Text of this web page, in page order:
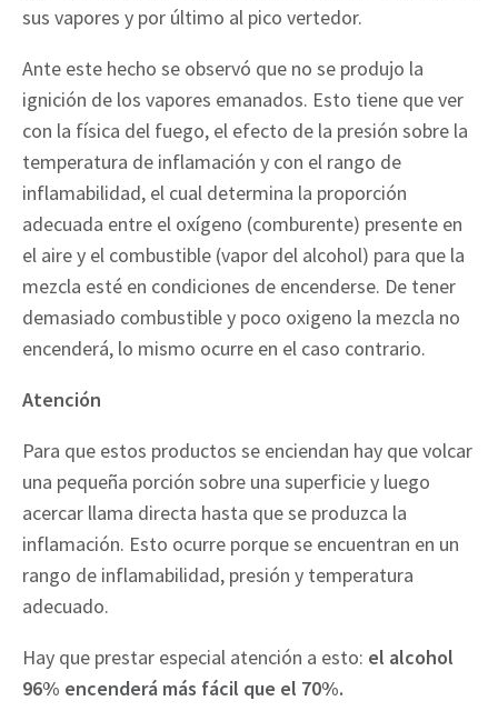
sus vapores y por último al pico vertedor.
Ante este hecho se observó que no se produjo la
ignición de los vapores emanados. Esto tiene que ver
con la física del fuego, el efecto de la presión sobre la
temperatura de inflamación y con el rango de
inflamabilidad, el cual determina la proporción
adecuada entre el oxígeno (comburente) presente en
el aire y el combustible (vapor del alcohol) para que la
mezcla esté en condiciones de encenderse. De tener
demasiado combustible y poco oxigeno la mezcla no
encenderá, lo mismo ocurre en el caso contrario.
Atención
Para que estos productos se enciendan hay que volcar
una pequeña porción sobre una superficie y luego
acercar llama directa hasta que se produzca la
inflamación. Esto ocurre porque se encuentran en un
rango de inflamabilidad, presión y temperatura
adecuado.
Hay que prestar especial atención a esto: el alcohol
96% encenderá más fácil que el 70%.